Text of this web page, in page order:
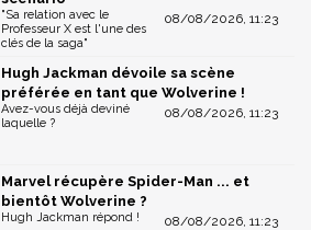
08/08/2026, 11:23
"Sa relation avec le
Professeur X est l'une des
clés de la saga"
Hugh Jackman dévoile sa scène
préférée en tant que Wolverine !
08/08/2026, 11:23
Avez-vous déjà deviné
laquelle ?
Marvel récupère Spider-Man ... et
bientôt Wolverine ?
08/08/2026, 11:23
Hugh Jackman répond !